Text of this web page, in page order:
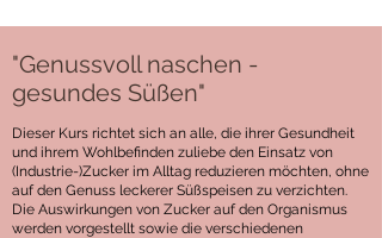
"Genussvoll naschen -
gesundes Süßen"
Dieser Kurs richtet sich an alle, die ihrer Gesundheit
und ihrem Wohlbefinden zuliebe den Einsatz von
(Industrie-)Zucker im Alltag reduzieren möchten, ohne
auf den Genuss leckerer Süßspeisen zu verzichten.
Die Auswirkungen von Zucker auf den Organismus
werden vorgestellt sowie die verschiedenen